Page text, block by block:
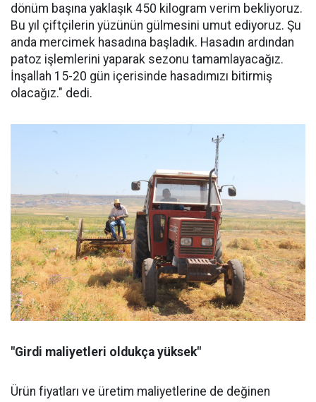
dönüm başına yaklaşık 450 kilogram verim bekliyoruz.
Bu yıl çiftçilerin yüzünün gülmesini umut ediyoruz. Şu
anda mercimek hasadına başladık. Hasadın ardından
patoz işlemlerini yaparak sezonu tamamlayacağız.
İnşallah 15-20 gün içerisinde hasadımızı bitirmiş
olacağız." dedi.
"Girdi maliyetleri oldukça yüksek"
Ürün fiyatları ve üretim maliyetlerine de değinen